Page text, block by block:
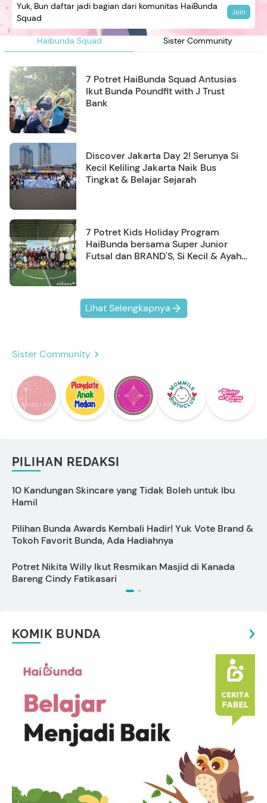
Haibunda Squad Sister Community
Yuk, Bun daftar jadi bagian dari komunitas HaiBunda
Squad
Join
7 Potret HaiBunda Squad Antusias
Ikut Bunda Poundfit with J Trust
Bank
Discover Jakarta Day 2! Serunya Si
Kecil Keliling Jakarta Naik Bus
Tingkat & Belajar Sejarah
7 Potret Kids Holiday Program
HaiBunda bersama Super Junior
Futsal dan BRAND'S, Si Kecil & Ayah
Lihat Selengkapnya
Sister Community
PILIHAN REDAKSI
10 Kandungan Skincare yang Tidak Boleh untuk Ibu
Hamil
Pilihan Bunda Awards Kembali Hadir! Yuk Vote Brand &
Tokoh Favorit Bunda, Ada Hadiahnya
Potret Nikita Willy Ikut Resmikan Masjid di Kanada
Bareng Cindy Fatikasari
KOMIK BUNDA